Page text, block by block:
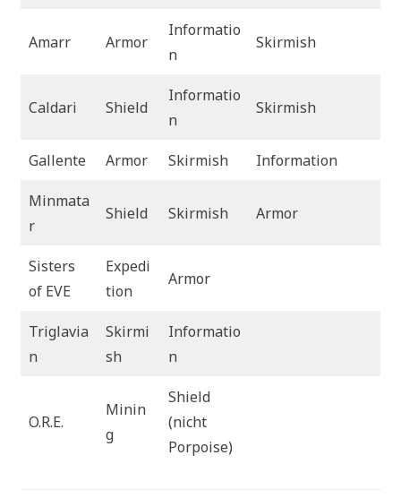
Amarr Armor
Informatio
n
Skirmish
Caldari Shield
Informatio
n
Skirmish
Gallente Armor Skirmish Information
Minmata
r
Shield Skirmish Armor
Sisters
of EVE
Expedi
tion
Armor
Triglavia
n
Skirmi
sh
Informatio
n
O.R.E.
Minin
g
Shield
(nicht
Porpoise)